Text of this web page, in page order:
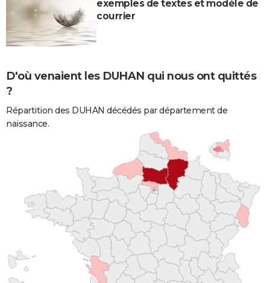
exemples de textes et modèle de
courrier
D'où venaient les DUHAN qui nous ont quittés
?
Répartition des DUHAN décédés par département de
naissance.